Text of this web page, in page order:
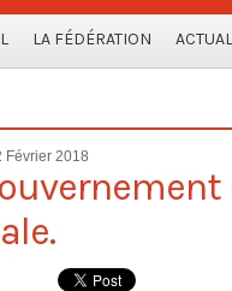
LA FÉDÉRATION
Février 2018